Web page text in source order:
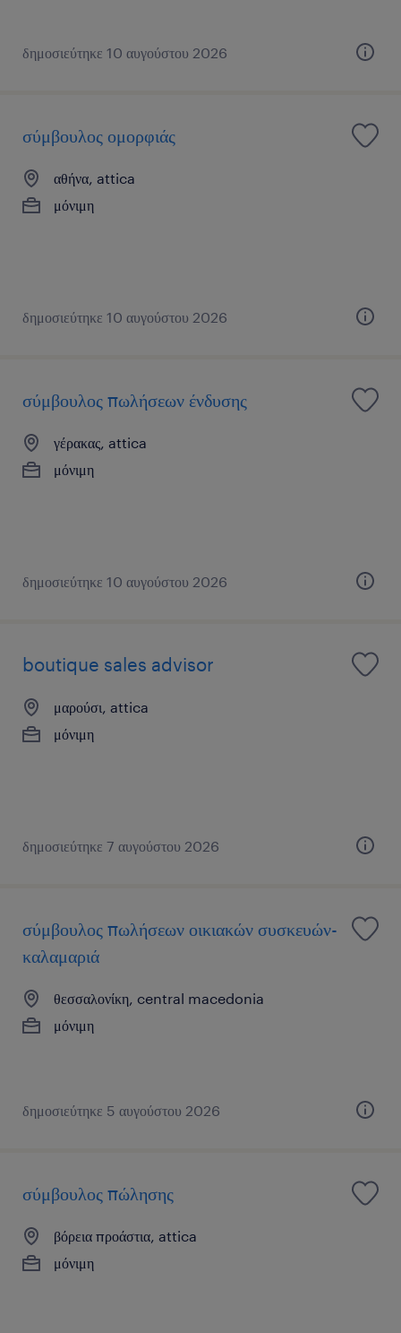
δημοσιεύτηκε 10 αυγούστου 2026
σύμβουλος ομορφιάς
αθήνα, attica
μόνιμη
δημοσιεύτηκε 10 αυγούστου 2026
σύμβουλος πωλήσεων ένδυσης
γέρακας, attica
μόνιμη
δημοσιεύτηκε 10 αυγούστου 2026
boutique sales advisor
μαρούσι, attica
μόνιμη
δημοσιεύτηκε 7 αυγούστου 2026
σύμβουλος πωλήσεων οικιακών συσκευών-
καλαμαριά
θεσσαλονίκη, central macedonia
μόνιμη
δημοσιεύτηκε 5 αυγούστου 2026
σύμβουλος πώλησης
βόρεια προάστια, attica
μόνιμη